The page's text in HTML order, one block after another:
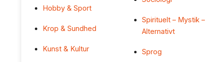
Hobby & Sport
Krop & Sundhed
Kunst & Kultur
Spirituelt – Mystik –
Alternativt
Sprog